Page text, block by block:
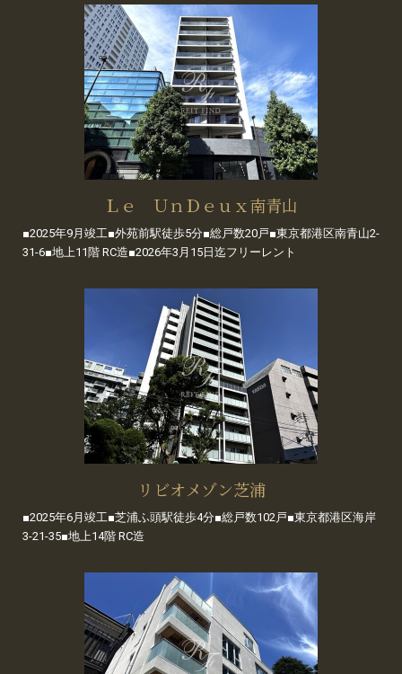
Ｌｅ ＵｎＤｅｕｘ南青山
■2025年9月竣工■外苑前駅徒歩5分■総戸数20戸■東京都港区南青山2-
31-6■地上11階 RC造■2026年3月15日迄フリーレント
リビオメゾン芝浦
■2025年6月竣工■芝浦ふ頭駅徒歩4分■総戸数102戸■東京都港区海岸
3-21-35■地上14階 RC造